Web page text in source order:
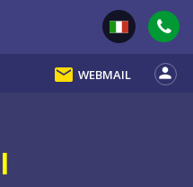
email WEBMAIL person